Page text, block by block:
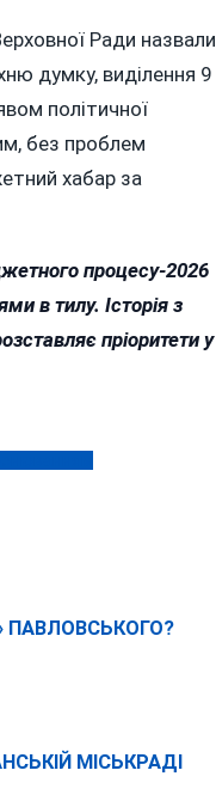
Ради назвали
думку, виділення 9
політичної
без проблем
хабар за
процесу-2026
в тилу. Історія з
пріоритети у
ПАВЛОВСЬКОГО?
МІСЬКРАДІ